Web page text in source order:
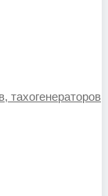
тахогенераторов